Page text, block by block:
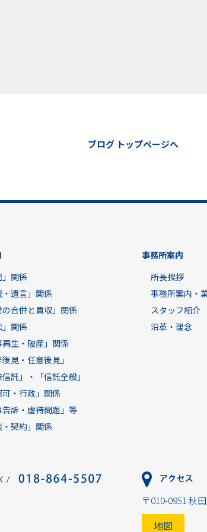
ブログ トップページへ
関係
遺言」関係
合併と買収」関係
関係
生・破産」関係
見・任意後見」
託」・「信託全般」
・行政」関係
訴・虐待問題」等
契約」関係
事務所案内
所長挨拶
事務所案内・
スタッフ紹介
沿革・理念
〒010-0951 秋
地図